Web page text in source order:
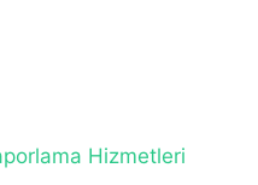
Hizmetleri